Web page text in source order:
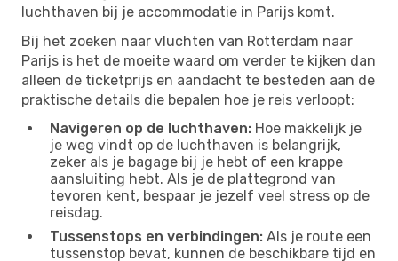
luchthaven bij je accommodatie in Parijs komt.
Bij het zoeken naar vluchten van Rotterdam naar
Parijs is het de moeite waard om verder te kijken dan
alleen de ticketprijs en aandacht te besteden aan de
praktische details die bepalen hoe je reis verloopt:
Navigeren op de luchthaven: Hoe makkelijk je
je weg vindt op de luchthaven is belangrijk,
zeker als je bagage bij je hebt of een krappe
aansluiting hebt. Als je de plattegrond van
tevoren kent, bespaar je jezelf veel stress op de
reisdag.
Tussenstops en verbindingen: Als je route een
tussenstop bevat, kunnen de beschikbare tijd en